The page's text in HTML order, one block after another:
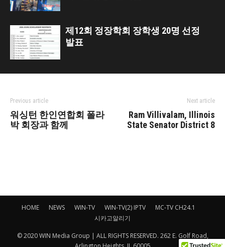
제12회 정장학회 장학생 20명 선정
발표
Previous article
워싱턴 한인연합회 폴라
박 회장과 함께
Next article
Ram Villivalam, Illinois
State Senator District 8
HOME NEWS WIN-TV WIN-TV(2) IPTV
MC-TV CH24.1
시카고알리기
© 2020 WIN Media Group | ALL RIGHTS RESERVED. 262 E. Golf Road,